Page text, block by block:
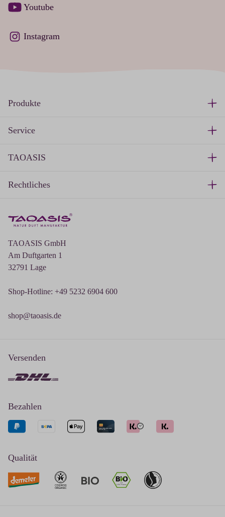
Youtube
Instagram
TAOASIS GmbH
Am Duftgarten 1
32791 Lage
Shop-Hotline: +49 5232 6904 600
shop@taoasis.de
Produkte
Service
TAOASIS
Rechtliches
Versenden
Bezahlen
Qualität